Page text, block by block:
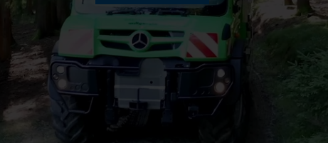
Video